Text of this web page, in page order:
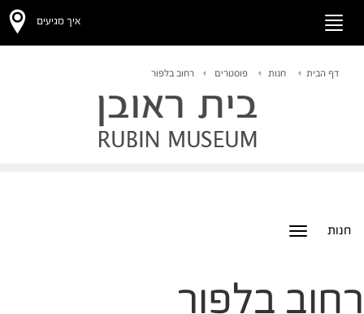
Toggle
איך מגיעים
דף הבית חנות פוסטרים רחוב בלפור
חנות
Toggle
רחוב בלפור